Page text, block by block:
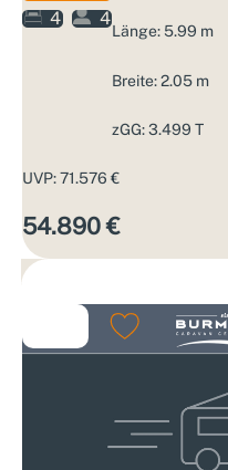
4
4
Länge: 5.99 m
Breite: 2.05 m
zGG: 3.499 T
UVP: 71.576 €
54.890 €